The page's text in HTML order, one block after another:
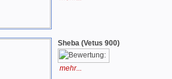
Sheba (Vetus 900)
mehr...